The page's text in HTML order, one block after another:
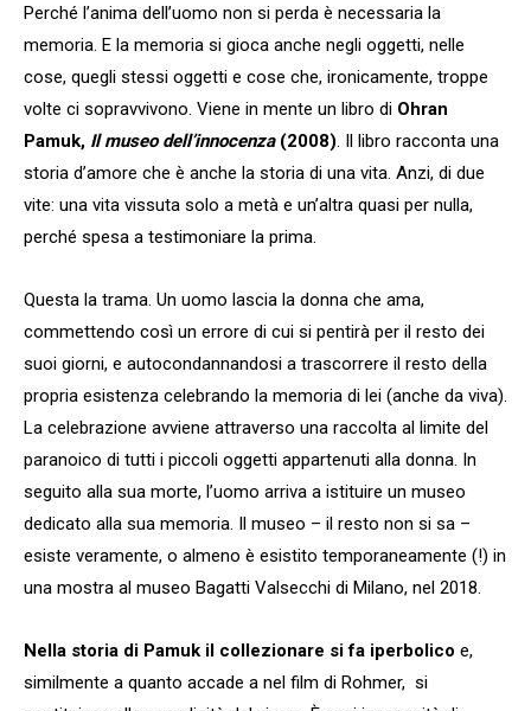
Perché l’anima dell’uomo non si perda è necessaria la
memoria. E la memoria si gioca anche negli oggetti, nelle
cose, quegli stessi oggetti e cose che, ironicamente, troppe
volte ci sopravvivono. Viene in mente un libro di Ohran
Pamuk, Il museo dell’innocenza(2008) . Il libro racconta una
storia d’amore che è anche la storia di una vita. Anzi, di due
vite: una vita vissuta solo a metà e un’altra quasi per nulla,
perché spesa a testimoniare la prima.
Questa la trama. Un uomo lascia la donna che ama,
commettendo così un errore di cui si pentirà per il resto dei
suoi giorni, e autocondannandosi a trascorrere il resto della
propria esistenza celebrando la memoria di lei (anche da viva).
La celebrazione avviene attraverso una raccolta al limite del
paranoico di tutti i piccoli oggetti appartenuti alla donna. In
seguito alla sua morte, l’uomo arriva a istituire un museo
dedicato alla sua memoria. Il museo – il resto non si sa –
esiste veramente, o almeno è esistito temporaneamente (!) in
una mostra al museo Bagatti Valsecchi di Milano, nel 2018.
Nella storia di Pamuk il collezionare si fa iperbolico e,
similmente a quanto accade a nel film di Rohmer, si